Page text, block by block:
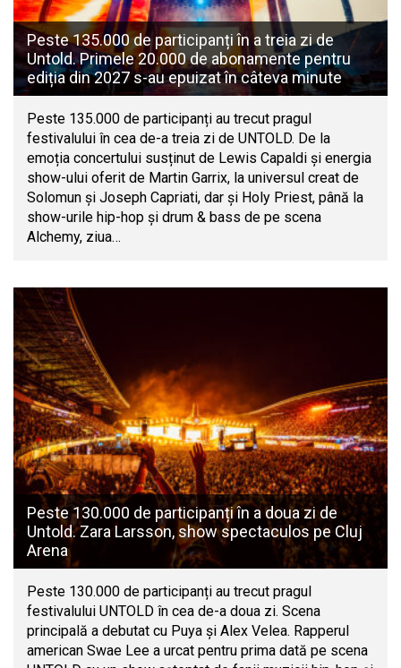
Peste 135.000 de participanți în a treia zi de
Untold. Primele 20.000 de abonamente pentru
ediția din 2027 s-au epuizat în câteva minute
Peste 135.000 de participanți au trecut pragul
festivalului în cea de-a treia zi de UNTOLD. De la
emoția concertului susținut de Lewis Capaldi și energia
show-ului oferit de Martin Garrix, la universul creat de
Solomun și Joseph Capriati, dar și Holy Priest, până la
show-urile hip-hop și drum & bass de pe scena
Alchemy, ziua…
Peste 130.000 de participanți în a doua zi de
Untold. Zara Larsson, show spectaculos pe Cluj
Arena
Peste 130.000 de participanți au trecut pragul
festivalului UNTOLD în cea de-a doua zi. Scena
principală a debutat cu Puya și Alex Velea. Rapperul
american Swae Lee a urcat pentru prima dată pe scena